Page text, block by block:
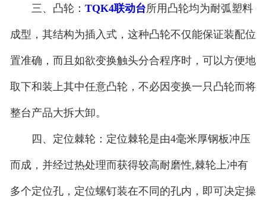
三、凸轮： TQK4联动台所用凸轮均为耐弧塑料
成型，其结构为插入式，这种凸轮不仅能保证装配位
置准确，而且如欲变换触头分合程序时，可以方便地
取下和装上其中任意凸轮，不必因变换一只凸轮而将
整台产品大拆大卸。
四、定位棘轮：定位棘轮是由4毫米厚钢板冲压
而成，并经过热处理而获得较高耐磨性,棘轮上冲有
多个定位孔，定位螺钉装在不同的孔内，即可决定操